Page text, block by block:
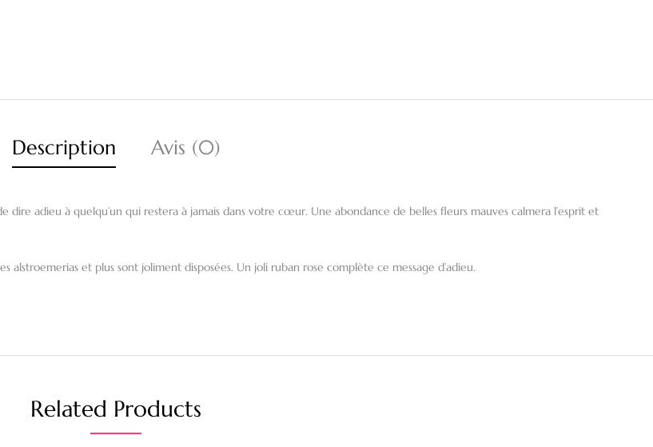
Description Avis (0)
adieu à quelqu’un qui restera à jamais dans votre cœur. Une abondance de belles fleurs mauves calmera l’esprit et
alstroemerias et plus sont joliment disposées. Un joli ruban rose complète ce message d’adieu.
Related Products